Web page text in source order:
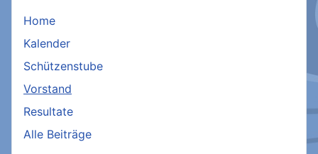
Home
Kalender
Schützenstube
Vorstand
Resultate
Alle Beiträge